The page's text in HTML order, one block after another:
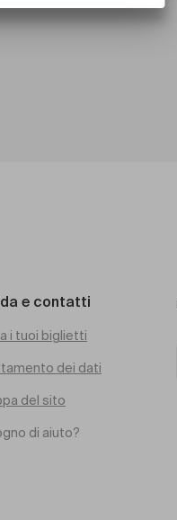
e contatti
i tuoi biglietti
dei dati
del sito
di aiuto?